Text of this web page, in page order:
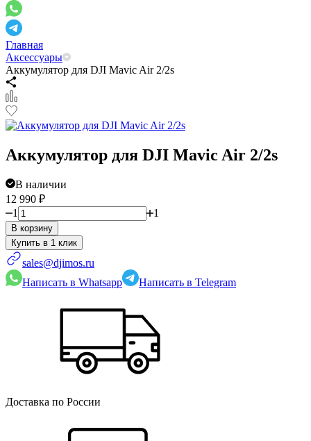
Главная
Аксессуары
Аккумулятор для DJI Mavic Air 2/2s
Аккумулятор для DJI Mavic Air 2/2s
В наличии
12 990 ₽
1
1
В корзину
sales@djimos.ru
Написать в Whatsapp
Написать в Telegram
Доставка по России